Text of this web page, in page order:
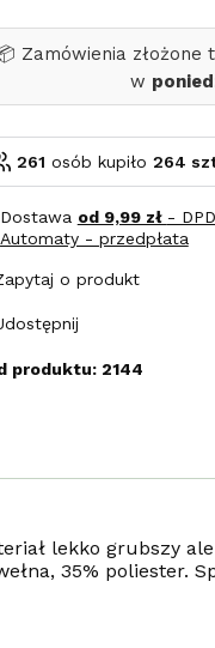
Zamówienia złożone
w
261 osób kupiło264
Dostawa od 9,99 zł -
Automaty - przedpłata
o produkt
produktu: 2144
lekko grubszy
35% poliester.